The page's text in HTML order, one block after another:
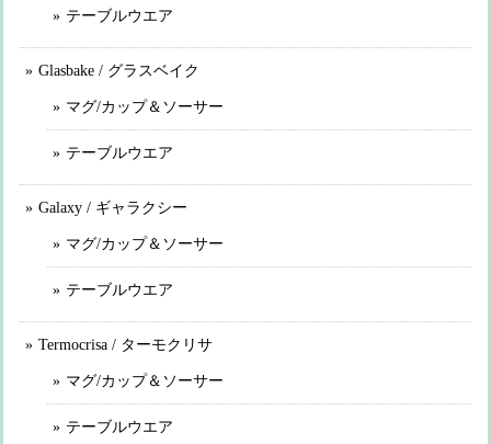
テーブルウエア
Glasbake / グラスベイク
マグ/カップ＆ソーサー
テーブルウエア
Galaxy / ギャラクシー
マグ/カップ＆ソーサー
テーブルウエア
Termocrisa / ターモクリサ
マグ/カップ＆ソーサー
テーブルウエア